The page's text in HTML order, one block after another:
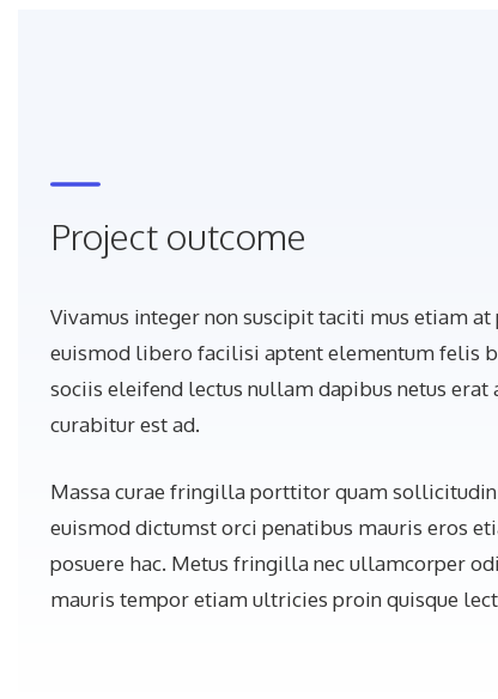
Project outcome
Vivamus integer non suscipit taciti mus etiam
euismod libero facilisi aptent elementum felis
sociis eleifend lectus nullam dapibus netus erat
curabitur est ad.
Massa curae fringilla porttitor quam
euismod dictumst orci penatibus mauris eros
posuere hac. Metus fringilla nec ullamcorper
mauris tempor etiam ultricies proin quisque